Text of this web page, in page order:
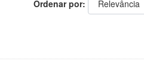
Ordenar por